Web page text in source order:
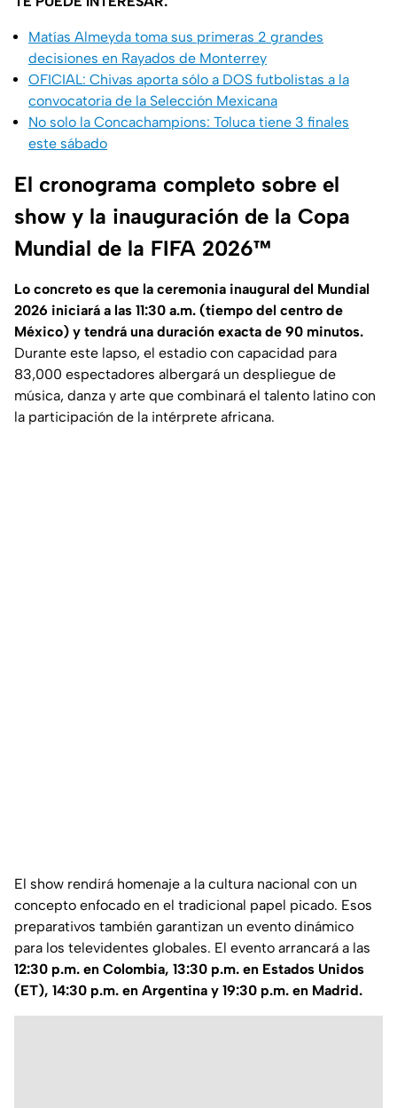
Matías Almeyda toma sus primeras 2 grandes
decisiones en Rayados de Monterrey
OFICIAL: Chivas aporta sólo a DOS futbolistas a la
convocatoria de la Selección Mexicana
No solo la Concachampions: Toluca tiene 3 finales
este sábado
El cronograma completo sobre el
show y la inauguración de la Copa
Mundial de la FIFA 2026™
Lo concreto es que la ceremonia inaugural del Mundial
2026 iniciará a las 11:30 a.m. (tiempo del centro de
México) y tendrá una duración exacta de 90 minutos.
Durante este lapso, el estadio con capacidad para
83,000 espectadores albergará un despliegue de
música, danza y arte que combinará el talento latino con
la participación de la intérprete africana.
El show rendirá homenaje a la cultura nacional con un
concepto enfocado en el tradicional papel picado. Esos
preparativos también garantizan un evento dinámico
para los televidentes globales. El evento arrancará a las
12:30 p.m. en Colombia, 13:30 p.m. en Estados Unidos
(ET), 14:30 p.m. en Argentina y 19:30 p.m. en Madrid.